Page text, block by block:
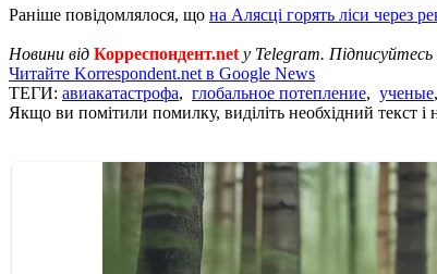
Раніше повідомлялося, що на Алясці горять ліси через
Новини від Корреспондент.net у Telegram.
Читайте Korrespondent.net в Google News
ТЕГИ: авиакатастрофа, глобальное потепление, ученые,
Якщо ви помітили помилку, виділіть необхідний текст